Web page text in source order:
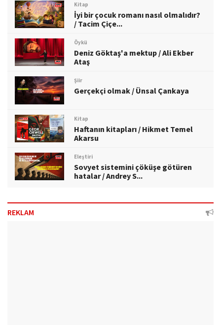
Kitap
İyi bir çocuk romanı nasıl olmalıdır?
/ Tacim Çiçe...
Öykü
Deniz Göktaş'a mektup / Ali Ekber
Ataş
Şiir
Gerçekçi olmak / Ünsal Çankaya
Kitap
Haftanın kitapları / Hikmet Temel
Akarsu
Eleştiri
Sovyet sistemini çöküşe götüren
hatalar / Andrey S...
REKLAM